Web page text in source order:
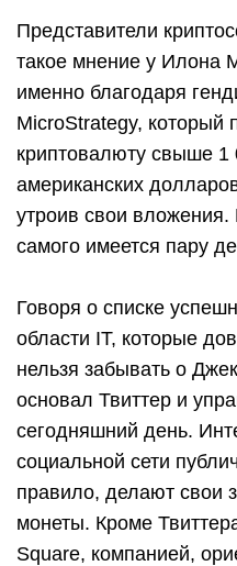
Представители
такое мнение у Илона
именно благодаря
MicroStrategy, который
криптовалюту свыше 1
американских
утроив свои
самого имеется пару
Говоря о списке
области IT, которые
нельзя забывать о
основал Твиттер и
сегодняшний день.
социальной сети
правило, делают свои
монеты. Кроме
Square, компанией,